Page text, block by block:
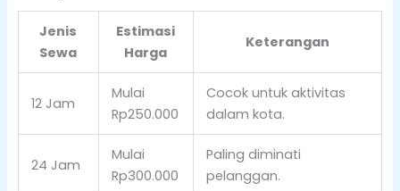
Jenis
Sewa
Estimasi
Harga
Keterangan
12 Jam
Mulai
Rp250.000
Cocok untuk aktivitas
dalam kota.
24 Jam
Mulai
Rp300.000
Paling diminati
pelanggan.